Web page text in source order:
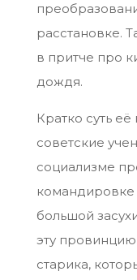
расстановке.
в притче про
дождя.
Кратко суть
советские
социализме
командировке
большой
эту провинцию
старика,